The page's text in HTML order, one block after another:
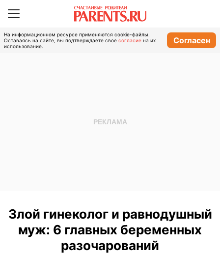
На информационном ресурсе применяются cookie-файлы.
Оставаясь на сайте, вы подтверждаете свое согласие на их
использование.
Согласен
Злой гинеколог и равнодушный
муж: 6 главных беременных
разочарований